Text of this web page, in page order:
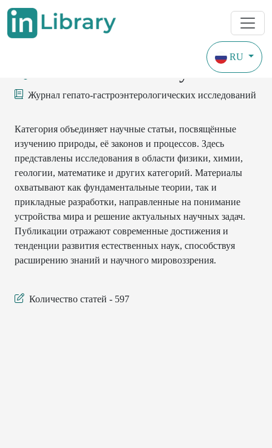
RU
Естественные науки
Журнал гепато-гастроэнтерологических исследований
Категория объединяет научные статьи, посвящённые
изучению природы, её законов и процессов. Здесь
представлены исследования в области физики, химии,
геологии, математике и других категорий. Материалы
охватывают как фундаментальные теории, так и
прикладные разработки, направленные на понимание
устройства мира и решение актуальных научных задач.
Публикации отражают современные достижения и
тенденции развития естественных наук, способствуя
расширению знаний и научного мировоззрения.
Количество статей - 597